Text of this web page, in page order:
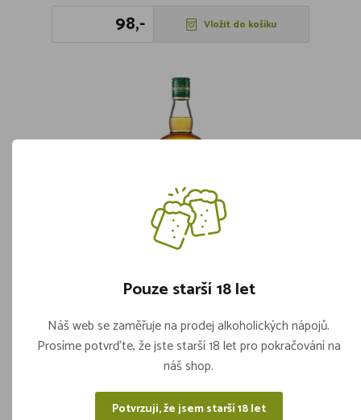
98,- Vložit do košíku
Stará Žitná Myslivecká Reserve 40%
Skladem více jak 5 kusů
ks
339,- Vložit do košíku
Pouze starší 18 let
Náš web se zaměřuje na prodej alkoholických nápojů.
Prosíme potvrďte, že jste starší 18 let pro pokračování na
náš shop.
Potvrzuji, že jsem starší 18 let